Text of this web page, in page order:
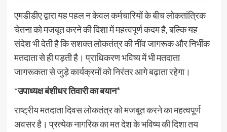
एमडीडीए द्वारा यह पहल न केवल कर्मचारियों के बीच लोकतांत्रिक
चेतना को मजबूत करने की दिशा में महत्वपूर्ण कदम है, बल्कि यह
संदेश भी देती है कि सशक्त लोकतंत्र की नींव जागरूक और निर्भीक
मतदाता से ही पड़ती है। प्राधिकरण भविष्य में भी मतदाता
जागरूकता से जुड़े कार्यक्रमों को निरंतर आगे बढ़ाता रहेगा।
*उपाध्यक्ष बंशीधर तिवारी का बयान*
राष्ट्रीय मतदाता दिवस लोकतंत्र को मजबूत करने का महत्वपूर्ण
अवसर है। प्रत्येक नागरिक का मत देश के भविष्य की दिशा तय